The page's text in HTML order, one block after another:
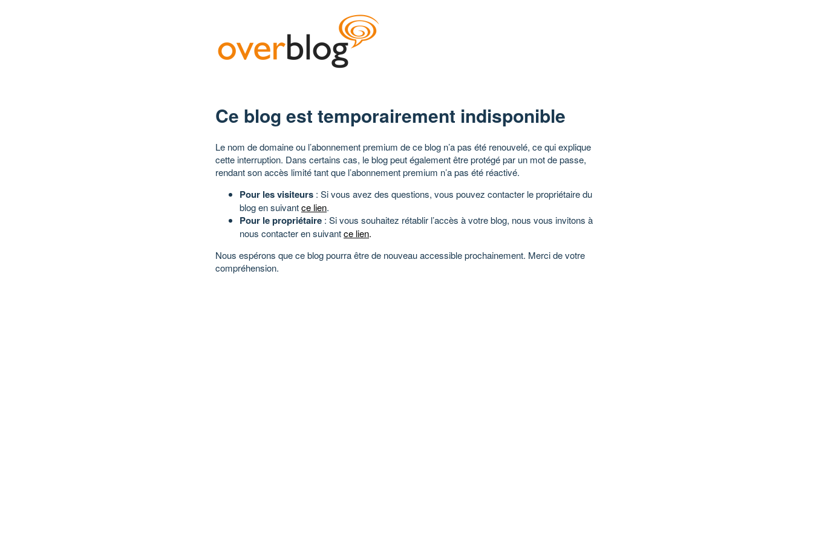
Ce blog est temporairement indisponible
Le nom de domaine ou l’abonnement premium de ce blog n’a pas été renouvelé, ce qui explique
cette interruption. Dans certains cas, le blog peut également être protégé par un mot de passe,
rendant son accès limité tant que l’abonnement premium n’a pas été réactivé.
Pour les visiteurs : Si vous avez des questions, vous pouvez contacter le propriétaire du
blog en suivantce lien.
Pour le propriétaire : Si vous souhaitez rétablir l’accès à votre blog, nous vous invitons à
nous contacter en suivantce lien.
Nous espérons que ce blog pourra être de nouveau accessible prochainement. Merci de votre
compréhension.